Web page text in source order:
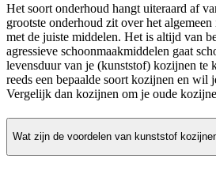
Het soort onderhoud hangt uiteraard af
grootste onderhoud zit over het
met de juiste middelen. Het is altijd van
agressieve schoonmaakmiddelen gaat
levensduur van je (kunststof) kozijnen te
reeds een bepaalde soort kozijnen en wil
Vergelijk dan kozijnen om je oude
Wat zijn de voordelen van kunststof